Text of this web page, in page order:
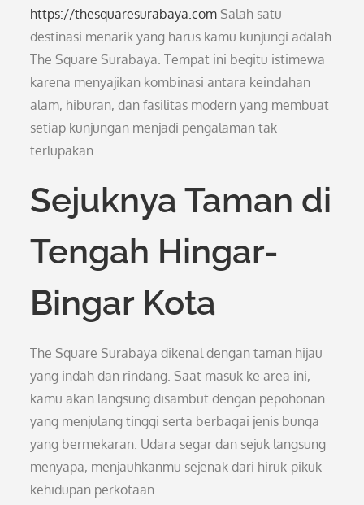
https://thesquaresurabaya.com Salah satu
destinasi menarik yang harus kamu kunjungi adalah
The Square Surabaya. Tempat ini begitu istimewa
karena menyajikan kombinasi antara keindahan
alam, hiburan, dan fasilitas modern yang membuat
setiap kunjungan menjadi pengalaman tak
terlupakan.
Sejuknya Taman di
Tengah Hingar-
Bingar Kota
The Square Surabaya dikenal dengan taman hijau
yang indah dan rindang. Saat masuk ke area ini,
kamu akan langsung disambut dengan pepohonan
yang menjulang tinggi serta berbagai jenis bunga
yang bermekaran. Udara segar dan sejuk langsung
menyapa, menjauhkanmu sejenak dari hiruk-pikuk
kehidupan perkotaan.